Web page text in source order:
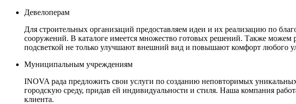
Девелоперам
Для строительных организаций предоставляем идеи и их реализацию по
сооружений. В каталоге имеется множество готовых решений. Также можем
подсветкой не только улучшают внешний вид и повышают комфорт любого
Муниципальным учреждениям
INOVA рада предложить свои услуги по созданию неповторимых
городскую среду, придав ей индивидуальности и стиля. Наша компания
клиента.